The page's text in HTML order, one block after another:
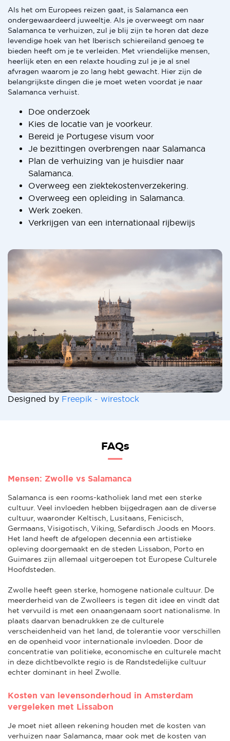
Als het om Europees reizen gaat, is Salamanca een
ondergewaardeerd juweeltje. Als je overweegt om naar
Salamanca te verhuizen, zul je blij zijn te horen dat deze
levendige hoek van het Iberisch schiereiland genoeg te
bieden heeft om je te verleiden. Met vriendelijke mensen,
heerlijk eten en een relaxte houding zul je je al snel
afvragen waarom je zo lang hebt gewacht. Hier zijn de
belangrijkste dingen die je moet weten voordat je naar
Salamanca verhuist.
Doe onderzoek
Kies de locatie van je voorkeur.
Bereid je Portugese visum voor
Je bezittingen overbrengen naar Salamanca
Plan de verhuizing van je huisdier naar
Salamanca.
Overweeg een ziektekostenverzekering.
Overweeg een opleiding in Salamanca.
Werk zoeken.
Verkrijgen van een internationaal rijbewijs
Designed by Freepik - wirestock
FAQs
Mensen: Zwolle vs Salamanca
Salamanca is een rooms-katholiek land met een sterke
cultuur. Veel invloeden hebben bijgedragen aan de diverse
cultuur, waaronder Keltisch, Lusitaans, Fenicisch,
Germaans, Visigotisch, Viking, Sefardisch Joods en Moors.
Het land heeft de afgelopen decennia een artistieke
opleving doorgemaakt en de steden Lissabon, Porto en
Guimares zijn allemaal uitgeroepen tot Europese Culturele
Hoofdsteden.
Zwolle heeft geen sterke, homogene nationale cultuur. De
meerderheid van de Zwolleers is tegen dit idee en vindt dat
het vervuild is met een onaangenaam soort nationalisme. In
plaats daarvan benadrukken ze de culturele
verscheidenheid van het land, de tolerantie voor verschillen
en de openheid voor internationale invloeden. Door de
concentratie van politieke, economische en culturele macht
in deze dichtbevolkte regio is de Randstedelijke cultuur
echter dominant in heel Zwolle.
Kosten van levensonderhoud in Amsterdam
vergeleken met Lissabon
Je moet niet alleen rekening houden met de kosten van
verhuizen naar Salamanca, maar ook met de kosten van